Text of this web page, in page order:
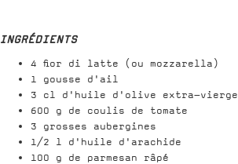
INGRÉDIENTS
4 fior di latte (ou mozzarella)
1 gousse d'ail
3 cl d'huile d'olive extra-vierge
600 g de coulis de tomate
3 grosses aubergines
1/2 l d'huile d'arachide
100 g de parmesan râpé